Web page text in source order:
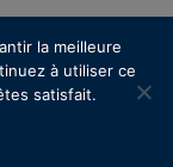
la meilleure
à utiliser ce
satisfait.